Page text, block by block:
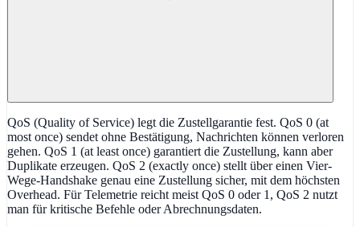
QoS (Quality of Service) legt die Zustellgarantie fest. QoS 0 (at
most once) sendet ohne Bestätigung, Nachrichten können verloren
gehen. QoS 1 (at least once) garantiert die Zustellung, kann aber
Duplikate erzeugen. QoS 2 (exactly once) stellt über einen Vier-
Wege-Handshake genau eine Zustellung sicher, mit dem höchsten
Overhead. Für Telemetrie reicht meist QoS 0 oder 1, QoS 2 nutzt
man für kritische Befehle oder Abrechnungsdaten.